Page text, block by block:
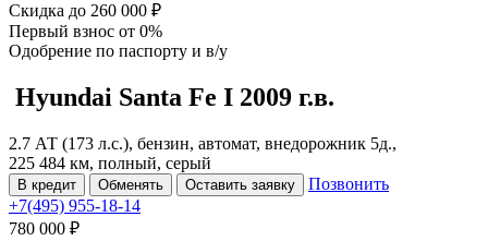
Скидка до 260 000 ₽
Первый взнос от 0%
Одобрение по паспорту и в/у
Hyundai Santa Fe I 2009 г.в.
2.7 АТ (173 л.с.), бензин, автомат, внедорожник 5д.,
225 484 км, полный, серый
В кредит Обменять Оставить заявку
Позвонить
+7(495) 955-18-14
780 000 ₽